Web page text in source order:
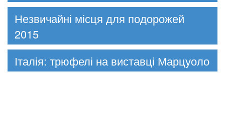
Незвичайні місця для подорожей
2015
Італія: трюфелі на виставці Марцуоло